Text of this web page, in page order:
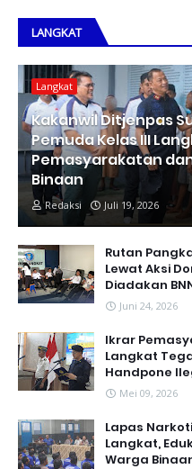
LANGKAT
Langkat
Kakanwil Ditjenpas
Pemuda Kelas III
Pemasyarakatan
Binaan
Redaksi Juli 19, 2026
Rutan
Lewat Aksi
Diadakan
Juni 24, 2026
Ikrar
Langkat
Handpone
Mei 09, 2026
Lapas
Langkat,
Warga